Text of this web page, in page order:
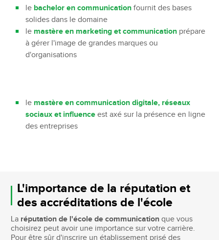
le bachelor en communication fournit des bases
solides dans le domaine
le mastère en marketing et communication prépare
à gérer l'image de grandes marques ou
d'organisations
le mastère en communication digitale, réseaux
sociaux et influence est axé sur la présence en ligne
des entreprises
L'importance de la réputation et
des accréditations de l'école
La réputation de l'école de communication que vous
choisirez peut avoir une importance sur votre carrière.
Pour être sûr d'inscrire un établissement prisé des